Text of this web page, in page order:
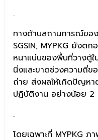
.
ทางด้านสถานการณ์ขอ
SGSIN, MYPKG ยังต
หนาแน่นของพื้นที่วางตู้
นิ่งและขาดช่วงความถี่ข
ถ่าย ส่งผลให้เกิดปัญหา
ปฏิบัติงาน อย่างน้อย 2
.
โดยเฉพาะที่ MYPKG ภ